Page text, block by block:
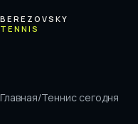
BEREZOVSKY
TENNIS
Главная/Теннис сегодня